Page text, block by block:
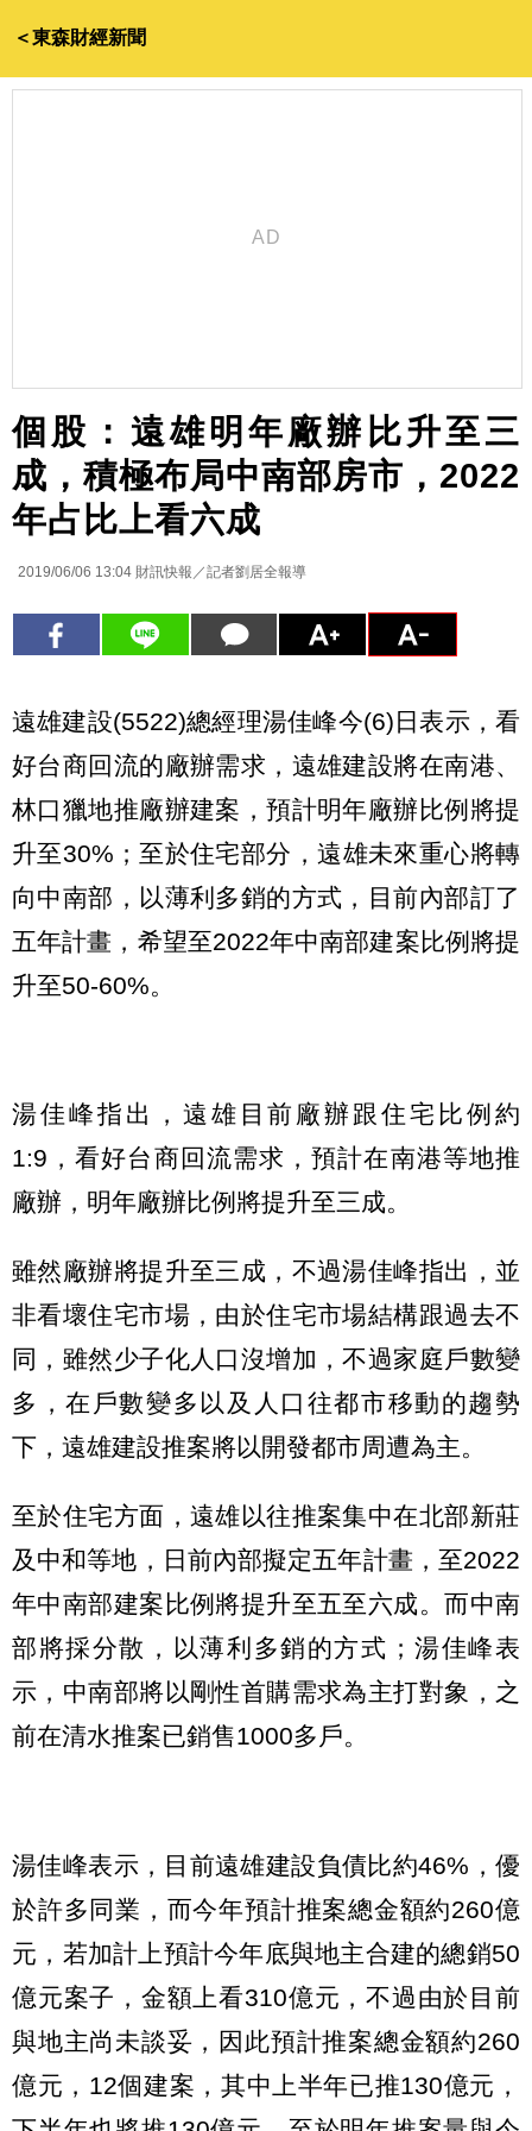
＜東森財經新聞
個股：遠雄明年廠辦比升至三
成，積極布局中南部房市，2022
年占比上看六成
2019/06/06 13:04 財訊快報／記者劉居全報導
遠雄建設(5522)總經理湯佳峰今(6)日表示，看
好台商回流的廠辦需求，遠雄建設將在南港、
林口獵地推廠辦建案，預計明年廠辦比例將提
升至30%；至於住宅部分，遠雄未來重心將轉
向中南部，以薄利多銷的方式，目前內部訂了
五年計畫，希望至2022年中南部建案比例將提
升至50-60%。
湯佳峰指出，遠雄目前廠辦跟住宅比例約
1:9，看好台商回流需求，預計在南港等地推
廠辦，明年廠辦比例將提升至三成。
雖然廠辦將提升至三成，不過湯佳峰指出，並
非看壞住宅市場，由於住宅市場結構跟過去不
同，雖然少子化人口沒增加，不過家庭戶數變
多，在戶數變多以及人口往都市移動的趨勢
下，遠雄建設推案將以開發都市周遭為主。
至於住宅方面，遠雄以往推案集中在北部新莊
及中和等地，日前內部擬定五年計畫，至2022
年中南部建案比例將提升至五至六成。而中南
部將採分散，以薄利多銷的方式；湯佳峰表
示，中南部將以剛性首購需求為主打對象，之
前在清水推案已銷售1000多戶。
湯佳峰表示，目前遠雄建設負債比約46%，優
於許多同業，而今年預計推案總金額約260億
元，若加計上預計今年底與地主合建的總銷50
億元案子，金額上看310億元，不過由於目前
與地主尚未談妥，因此預計推案總金額約260
億元，12個建案，其中上半年已推130億元，